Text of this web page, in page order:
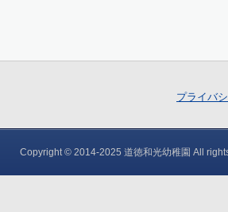
プライバ
Copyright © 2014-2025 道徳和光幼稚園 All